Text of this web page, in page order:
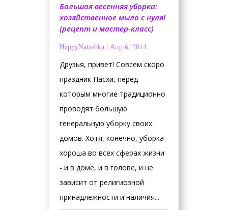
Большая весенняя уборка:
хозяйственное мыло с нуля!
(рецепт и мастер-класс)
HappyNatashka| Апр 6, 2014
Друзья, привет! Совсем скоро
праздник Пасхи, перед
которым многие традиционно
проводят большую
генеральную уборку своих
домов. Хотя, конечно, уборка
хороша во всех сферах жизни
- и в доме, и в голове, и не
зависит от религиозной
принадлежности и наличия...